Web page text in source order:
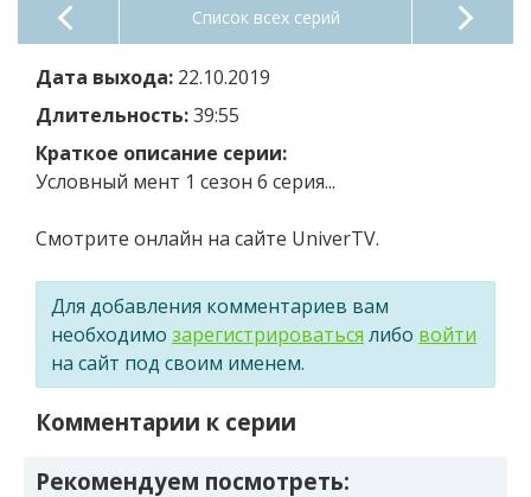
Список всех серий
Дата выхода: 22.10.2019
Длительность:39:55
Краткое описание серии:
Условный мент 1 сезон 6 серия...
Смотрите онлайн на сайте UniverTV.
Для добавления комментариев вам
необходимо зарегистрироваться либо войти
на сайт под своим именем.
Комментарии к серии
Рекомендуем посмотреть: